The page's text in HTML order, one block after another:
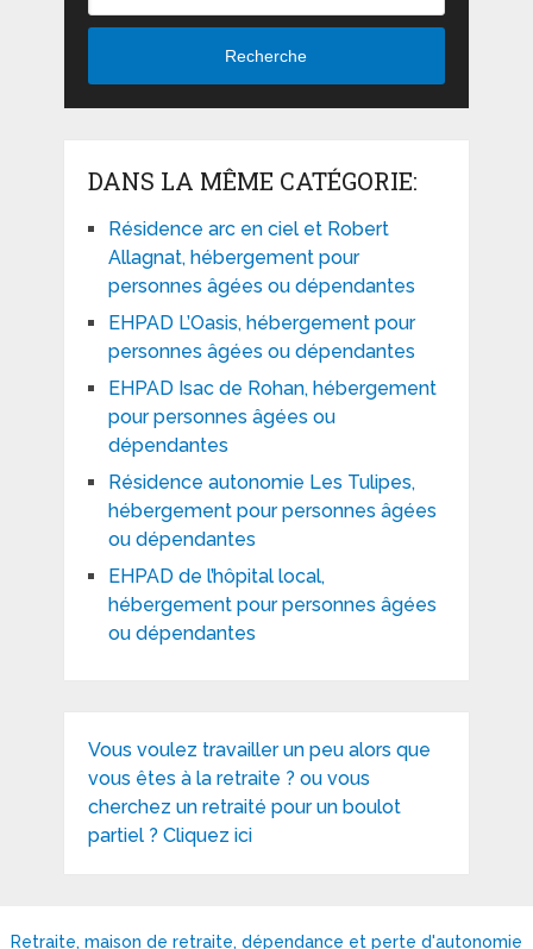
Recherche
DANS LA MÊME CATÉGORIE:
Résidence arc en ciel et Robert
Allagnat, hébergement pour
personnes âgées ou dépendantes
EHPAD L’Oasis, hébergement pour
personnes âgées ou dépendantes
EHPAD Isac de Rohan, hébergement
pour personnes âgées ou
dépendantes
Résidence autonomie Les Tulipes,
hébergement pour personnes âgées
ou dépendantes
EHPAD de l’hôpital local,
hébergement pour personnes âgées
ou dépendantes
Vous voulez travailler un peu alors que
vous êtes à la retraite ? ou vous
cherchez un retraité pour un boulot
partiel ? Cliquez ici
Retraite, maison de retraite, dépendance et perte d'autonomie